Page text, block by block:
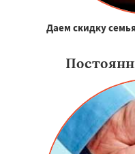
Даем скидку